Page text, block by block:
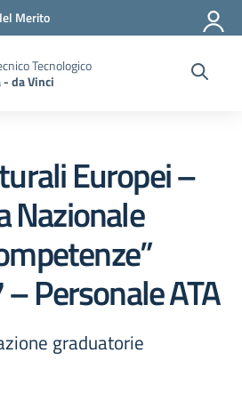
Merito
Tecnologico
da Vinci
Europei –
Nazionale
Personale ATA
graduatorie